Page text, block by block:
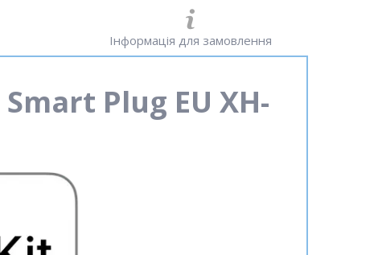
Інформація для замовлення
Smart Plug EU XH-